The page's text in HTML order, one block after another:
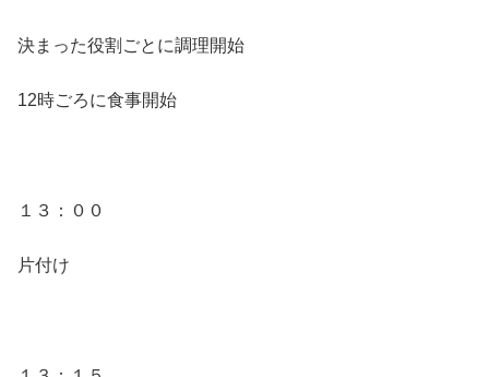
決まった役割ごとに調理開始
12時ごろに食事開始
１３：００
片付け